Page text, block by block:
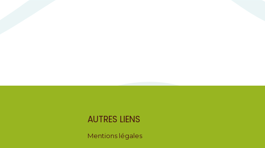
AUTRES LIENS
Mentions légales